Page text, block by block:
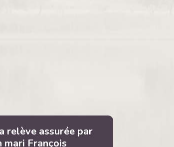
relève assurée par
mari François